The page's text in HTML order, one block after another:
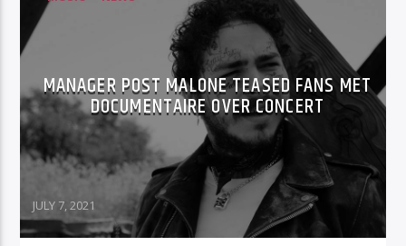
MANAGER POST MALONE TEASED FANS MET
DOCUMENTAIRE OVER CONCERT
JULY 7, 2021